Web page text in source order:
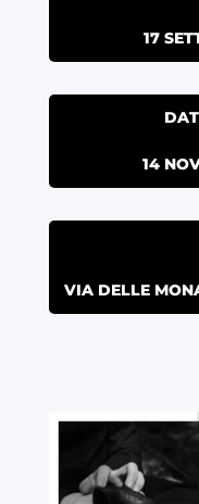
17
14
VIA DELLE